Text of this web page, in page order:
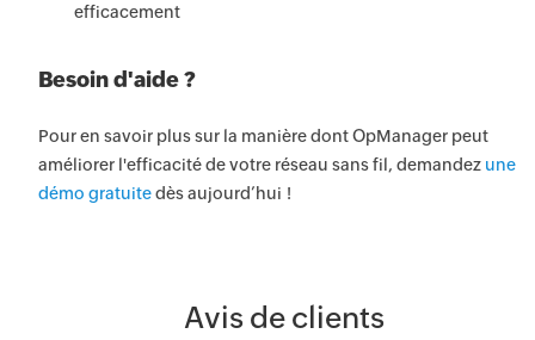
efficacement
Besoin d'aide ?
Pour en savoir plus sur la manière dont OpManager peut
améliorer l'efficacité de votre réseau sans fil, demandez une
démo gratuitedès aujourd’hui !
Avis de clients